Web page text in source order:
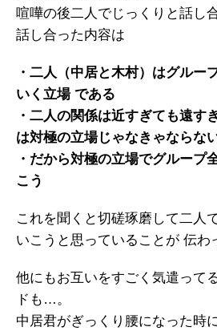
喧嘩の後二人でじっくりと話し
話し合った内容は
・二人（中居と木村）はグルー
いく立場 である
・二人の関係は近すぎても遠す
は対極の立場じゃなきゃならな
・だから対極の立場でグループ
こう
これを聞くと切磋琢磨して二人
いこうと思っていることが 伝わ
他にもお互いをすごく気遣って
ドも…。
中居君がぎっくり腰になった時